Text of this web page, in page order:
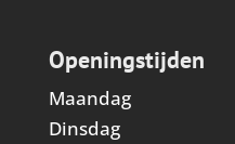
Openingstijden
Maandag
Dinsdag